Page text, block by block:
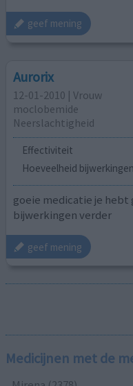
geef mening
Aurorix
12-01-2010 | Vrouw
moclobemide
Neerslachtigheid
Effectiviteit
Hoeveelheid bijwerkingen
goeie medicatie je hebt
bijwerkingen verder
geef mening
Medicijnen met de